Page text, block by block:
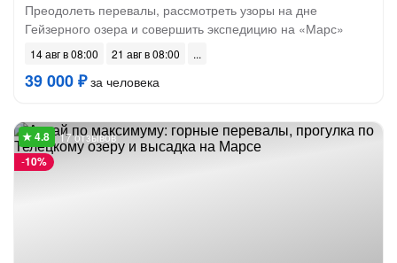
Преодолеть перевалы, рассмотреть узоры на дне
Гейзерного озера и совершить экспедицию на «Марс»
14 авг в 08:00 21 авг в 08:00
39 000 ₽за человека
-10%
17 отзывов